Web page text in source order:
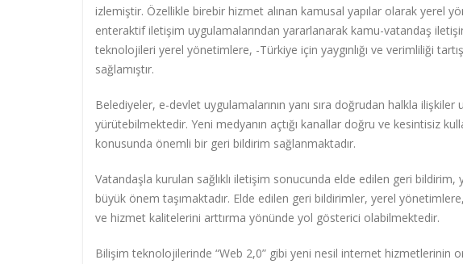
izlemiştir. Özellikle birebir hizmet alınan kamusal yapılar olarak yerel
enteraktif iletişim uygulamalarından yararlanarak kamu-vatandaş
teknolojileri yerel yönetimlere, -Türkiye için yaygınlığı ve verimliliği
sağlamıştır.
Belediyeler, e-devlet uygulamalarının yanı sıra doğrudan halkla
yürütebilmektedir. Yeni medyanın açtığı kanallar doğru ve kesintisiz
konusunda önemli bir geri bildirim sağlanmaktadır.
Vatandaşla kurulan sağlıklı iletişim sonucunda elde edilen geri
büyük önem taşımaktadır. Elde edilen geri bildirimler, yerel
ve hizmet kalitelerini arttırma yönünde yol gösterici olabilmektedir.
Bilişim teknolojilerinde “Web 2,0” gibi yeni nesil internet hizmetlerinin